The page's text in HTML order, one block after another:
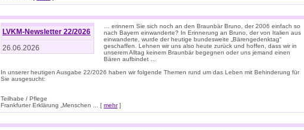
LVKM-Newsletter 22/2026
26.06.2026
… erinnern Sie sich noch an den Braunbär Bruno, der 2006 einfach so
nach Bayern einwanderte? In Erinnerung an Bruno, der von Italien aus
einwanderte, wurde der heutige bundesweite „Bärengedenktag“
geschaffen. Lehnen wir uns also heute zurück und hoffen, dass wir in
unserem Alltag keinem Braunbär begegnen oder uns jemand einen
Bären aufbindet ...
In unserer heutigen Ausgabe 22/2026 haben wir folgende Themen rund um das Leben mit Behinderung für
Sie ausgesucht:
Teilhabe / Pflege
Frankfurter Erklärung „Menschen ... [ mehr]